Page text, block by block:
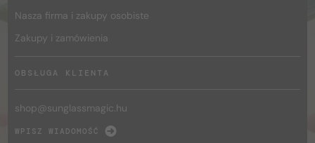
Nasza firma i zakupy osobiste
Zakupy i zamówienia
OBSŁUGA KLIENTA
shop@sunglassmagic.hu
WPISZ WIADOMOŚĆ